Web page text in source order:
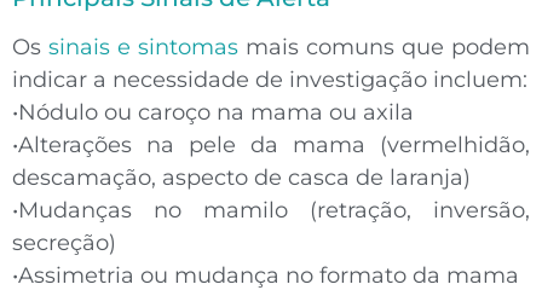
Os sinais e sintomas mais comuns que podem
indicar a necessidade de investigação incluem:
•Nódulo ou caroço na mama ou axila
•Alterações na pele da mama (vermelhidão,
descamação, aspecto de casca de laranja)
•Mudanças no mamilo (retração, inversão,
secreção)
•Assimetria ou mudança no formato da mama